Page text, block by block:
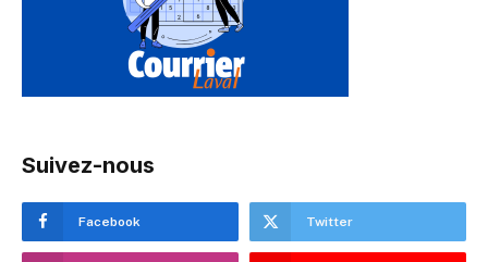
Suivez-nous
Facebook Twitter